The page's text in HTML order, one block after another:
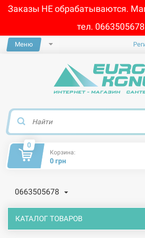
Заказы НЕ обрабатываются.
тел. 0663505678
Меню
0
Корзина:
0 грн
0663505678
КАТАЛОГ ТОВАРОВ